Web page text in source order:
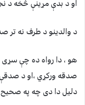
او د بدې مړینې څخه د
د والدينو د طرف نه تر
هو ، دا رواه ده چې
صدقه ورکړي ،او د
دليل دا دی چه په